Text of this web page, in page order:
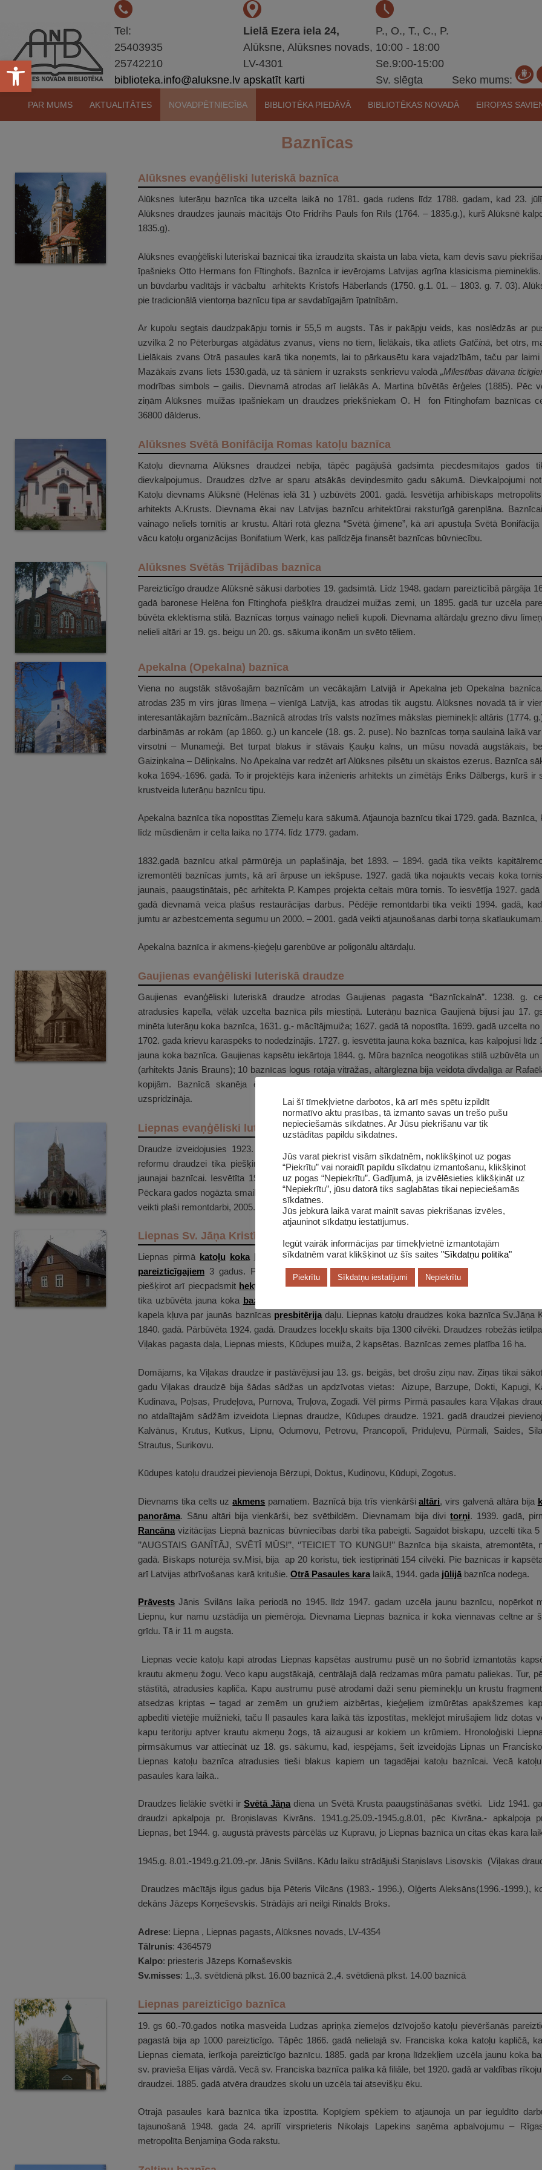
Open toolbar
Tel:
25403935
25742210
biblioteka.info@aluksne.lv
Lielā Ezera iela 24,
Alūksne, Alūksnes novads,
LV-4301
apskatīt karti
P., O., T., C., P.
10:00 - 18:00
Se.9:00-15:00
Sv. slēgta
Seko mums:
Pāriet
PAR MUMS AKTUALITĀTES NOVADPĒTNIECĪBA BIBLIOTĒKA PIEDĀVĀ BIBLIOTĒKAS NOVADĀ EIROPAS
Baznīcas
Alūksnes evaņģēliski luteriskā baznīca
Alūksnes luterāņu baznīca tika uzcelta laikā no 1781. gada rudens līdz 1788. gadam, kad 23.
Alūksnes draudzes jaunais mācītājs Oto Fridrihs Pauls fon Rīls (1764. – 1835.g.), kurš Alūksnē
1835.g).
Alūksnes evaņģēliski luteriskai baznīcai tika izraudzīta skaista un laba vieta, kam devis savu
īpašnieks Otto Hermans fon Fītinghofs. Baznīca ir ievērojams Latvijas agrīna klasicisma
un būvdarbu vadītājs ir vācbaltu arhitekts Kristofs Hāberlands (1750. g.1. 01. – 1803. g. 7. 03).
pie tradicionālā vientorņa baznīcu tipa ar savdabīgajām īpatnībām.
Ar kupolu segtais daudzpakāpju tornis ir 55,5 m augsts. Tās ir pakāpju veids, kas noslēdzās ar
uzvilka 2 no Pēterburgas atgādātus zvanus, viens no tiem, lielākais, tika atliets Gatčinā, bet otrs,
Lielākais zvans Otrā pasaules karā tika noņemts, lai to pārkausētu kara vajadzībām, taču par laimi
Mazākais zvans liets 1530.gadā, uz tā sāniem ir uzraksts senkrievu valodā „Mīlestības dāvana
modrības simbols – gailis. Dievnamā atrodas arī lielākās A. Martina būvētās ērģeles (1885). Pēc
ziņām Alūksnes muižas īpašniekam un draudzes priekšniekam O. H fon Fītinghofam baznīcas
36800 dālderus.
Alūksnes Svētā Bonifācija Romas katoļu baznīca
Katoļu dievnama Alūksnes draudzei nebija, tāpēc pagājušā gadsimta piecdesmitajos gados
dievkalpojumus. Draudzes dzīve ar sparu atsākās deviņdesmito gadu sākumā. Dievkalpojumi
Katoļu dievnams Alūksnē (Helēnas ielā 31 ) uzbūvēts 2001. gadā. Iesvētīja arhibīskaps
arhitekts A.Krusts. Dievnama ēkai nav Latvijas baznīcu arhitektūrai raksturīgā garenplāna.
vainago neliels tornītis ar krustu. Altāri rotā glezna “Svētā ģimene”, kā arī apustuļa Svētā
vācu katoļu organizācijas Bonifatium Werk, kas palīdzēja finansēt baznīcas būvniecību.
Alūksnes Svētās Trijādības baznīca
Pareizticīgo draudze Alūksnē sākusi darboties 19. gadsimtā. Līdz 1948. gadam pareizticībā pārgāja
gadā baronese Helēna fon Fītinghofa piešķīra draudzei muižas zemi, un 1895. gadā tur uzcēla
būvēta eklektisma stilā. Baznīcas torņus vainago nelieli kupoli. Dievnama altārdaļu grezno divu
nelieli altāri ar 19. gs. beigu un 20. gs. sākuma ikonām un svēto tēliem.
Apekalna (Opekalna) baznīca
Viena no augstāk stāvošajām baznīcām un vecākajām Latvijā ir Apekalna jeb Opekalna
atrodas 235 m virs jūras līmeņa – vienīgā Latvijā, kas atrodas tik augstu. Alūksnes novadā tā ir
interesantākajām baznīcām..Baznīcā atrodas trīs valsts nozīmes mākslas pieminekļi: altāris (1774.
darbināmās ar rokām (ap 1860. g.) un kancele (18. gs. 2. puse). No baznīcas torņa saulainā laikā
virsotni – Munameģi. Bet turpat blakus ir stāvais Ķauķu kalns, un mūsu novadā augstākais,
Gaiziņkalna – Dēliņkalns. No Apekalna var redzēt arī Alūksnes pilsētu un skaistos ezerus. Baznīca
koka 1694.-1696. gadā. To ir projektējis kara inženieris arhitekts un zīmētājs Ēriks Dālbergs, kurš ir
krustveida luterāņu baznīcu tipu.
Apekalna baznīca tika nopostītas Ziemeļu kara sākumā. Atjaunoja baznīcu tikai 1729. gadā. Baznīca,
līdz mūsdienām ir celta laika no 1774. līdz 1779. gadam.
1832.gadā baznīcu atkal pārmūrēja un paplašināja, bet 1893. – 1894. gadā tika veikts
izremontēti baznīcas jumts, kā arī ārpuse un iekšpuse. 1927. gadā tika nojaukts vecais koka
jaunais, paaugstinātais, pēc arhitekta P. Kampes projekta celtais mūra tornis. To iesvētīja 1927.
gadā dievnamā veica plašus restaurācijas darbus. Pēdējie remontdarbi tika veikti 1994. gadā,
jumtu ar azbestcementa segumu un 2000. – 2001. gadā veikti atjaunošanas darbi torņa skatlaukumam.
Apekalna baznīca ir akmens-ķieģeļu garenbūve ar poligonālu altārdaļu.
Gaujienas evanģēliski luteriskā draudze
Gaujienas evanģēliski luteriskā draudze atrodas Gaujienas pagasta “Baznīckalnā”. 1238. g.
atradusies kapella, vēlāk uzcelta baznīca pils miestiņā. Luterāņu baznīca Gaujienā bijusi jau 17.
minēta luterāņu koka baznīca, 1631. g.- mācītājmuiža; 1627. gadā tā nopostīta. 1699. gadā uzcelta
1702. gadā krievu karaspēks to nodedzinājis. 1727. g. iesvētīta jauna koka baznīca, kas kalpojusi līdz
jauna koka baznīca. Gaujienas kapsētu iekārtoja 1844. g. Mūra baznīca neogotikas stilā uzbūvēta un
(arhitekts Jānis Brauns); 10 baznīcas logus rotāja vitrāžas, altārglezna bija veidota divdaļīga ar
kopijām. Baznīcā skanēja ērģeles ar 14 balsīm, kas bija būvētas Frankfurtē. 1944. gadā
uzspridzināja.
Liepnas evaņģēliski luteriskā baznīca
Draudze izveidojusies 1923. gadā, atdalot to no Balvu draudzes. Dievkalpojumi turēti Liepnas
reformu draudzei tika piešķirta jaunsaimniecība. 1935. gada 12. jūlijā Liepnas muižas centrā
jaunajai baznīcai. Iesvētīta 1938. gadā. baznīca celta pēc arhitekta Jāņa Cīruļa projekta nacionālā
Pēckara gados nogāzta smaile, jo gribēja ierīkot elektrostaciju, bet draudzes locekļi un iedzīvotāji to
veikti plaši remontdarbi, 2005. gadā uzslēja 31 metru augstu torņa smaili.
Liepnas Sv. Jāņa Kristītāja Romas katoļu baznīca
Liepnas pirmā katoļu koka kapela tika uzcelta 1754. gadā. ToKrievijas cara valdībaslēdza
pareizticīgajiem3 gadus. Pēc Pirmā pasaules kara, 1921. gadāLatvijasvaldība kapelu
piešķirot arī piecpadsmit hektārus
zemes. Vēlāk, prāvesta Broņislava Kivrāna darbības laikā pie
tika uzbūvēta jauna koka baznīca
un, izņemot vecās baznīcas sānu sienu, abus dievnamus
kapela kļuva par jaunās baznīcas presbitērija daļu. Liepnas katoļu draudzes koka baznīca Sv.Jāņa
1840. gadā. Pārbūvēta 1924. gadā. Draudzes locekļu skaits bija 1300 cilvēki. Draudzes robežās
Viļakas pagasta daļa, Liepnas miests, Kūdupes muiža, 2 kapsētas. Baznīcas zemes platība 16 ha.
Domājams, ka Viļakas draudze ir pastāvējusi jau 13. gs. beigās, bet drošu ziņu nav. Ziņas tikai
gadu Viļakas draudzē bija šādas sādžas un apdzīvotas vietas: Aizupe, Barzupe, Dokti, Kapugi,
Kudinava, Poļsas, Prudeļova, Purnova, Truļova, Zogadi. Vēl pirms Pirmā pasaules kara Viļakas
no atdalītajām sādžām izveidota Liepnas draudze, Kūdupes draudze. 1921. gadā draudzei
Kalvānus, Krutus, Kutkus, Līpnu, Odumovu, Petrovu, Prancopoli, Prīduļevu, Pūrmali, Saides,
Strautus, Surikovu.
Kūdupes katoļu draudzei pievienoja Bērzupi, Doktus, Kudiņovu, Kūdupi, Zogotus.
Dievnams tika celts uzakmens pamatiem. Baznīcā bija trīs vienkāršialtāri, virs galvenā altāra bija
panorāma. Sānu altāri bija vienkārši, bez svētbildēm. Dievnamam bija divi torņi. 1939. gadā,
Rancānavizitācijas Liepnā baznīcas būvniecības darbi tika pabeigti. Sagaidot bīskapu, uzcelti tika
’’AUGSTAIS GANĪTĀJ, SVĒTĪ MŪS!’’, ‘’TEICIET TO KUNGU!’’ Baznīca bija skaista,
gadā. Bīskaps noturēja sv.Misi, bija ap 20 koristu, tiek iestiprināti 154 cilvēki. Pie baznīcas ir
arī Latvijas atbrīvošanas karā kritušie. Otrā Pasaules karalaikā, 1944. gada jūlijābaznīca nodega.
PrāvestsJānis Svilāns laika periodā no 1945. līdz 1947. gadam uzcēla jaunu baznīcu, nopērkot
Liepnu, kur namu uzstādīja un piemēroja. Dievnama Liepnas baznīca ir koka viennavas celtne ar
grīdu. Tā ir 11 m augsta.
Liepnas vecie katoļu kapi atrodas Liepnas kapsētas austrumu pusē un no šobrīd izmantotās
krautu akmeņu žogu. Veco kapu augstākajā, centrālajā daļā redzamas mūra pamatu paliekas. Tur,
stāstītā, atradusies kapliča. Kapu austrumu pusē atrodami daži senu pieminekļu un krustu
atsedzas kriptas – tagad ar zemēm un gružiem aizbērtas, ķieģeļiem izmūrētas apakšzemes
apbedīti vietējie muižnieki, taču II pasaules kara laikā tās izpostītas, meklējot mirušajiem līdz dotas
kapu teritoriju aptver krautu akmeņu žogs, tā aizaugusi ar kokiem un krūmiem. Hronoloģiski
pirmsākumus var attiecināt uz 18. gs. sākumu, kad, iespējams, šeit izveidojās Lipnas un
Liepnas katoļu baznīca atradusies tieši blakus kapiem un tagadējai katoļu baznīcai. Vecā
pasaules kara laikā..
Draudzes lielākie svētki irSvētā Jāņa diena un Svētā Krusta paaugstināšanas svētki. Līdz 1941.
draudzi apkalpoja pr. Broņislavas Kivrāns.
1941.g.25.09.-1945.g.8.01, pēc Kivrāna.- apkalpoja
Liepnas, bet 1944. g. augustā prāvests pārcēlās uz Kupravu, jo Liepnas baznīca un citas ēkas kara
1945.g. 8.01.-1949.g.21.09.-pr. Jānis Svilāns. Kādu laiku strādājuši Staņislavs Lisovskis (Viļakas
Draudzes mācītājs ilgus gadus bija Pēteris Vilcāns (1983.- 1996.), Oļģerts Aleksāns(1996.-1999.),
dekāns Jāzeps Korņeševskis. Strādājis arī neilgi Rinalds Broks.
Adrese: Liepna , Liepnas pagasts, Alūksnes novads, LV-4354
Tālrunis: 4364579
Kalpo: priesteris Jāzeps Kornaševskis
Sv.misses: 1.,3. svētdienā plkst. 16.00 baznīcā 2.,4. svētdienā plkst. 14.00 baznīcā
Liepnas pareizticīgo baznīca
19. gs 60.-70.gados notika masveida Ludzas apriņķa ziemeļos dzīvojošo katoļu pievēršanās
pagastā bija ap 1000 pareizticīgo. Tāpēc 1866. gadā nelielajā sv. Franciska koka katoļu kapličā,
Liepnas ciemata, ierīkoja pareizticīgo baznīcu. 1885. gadā par kroņa līdzekļiem uzcēla jaunu koka
sv. pravieša Elijas vārdā. Vecā sv. Franciska baznīca palika kā filiāle, bet 1920. gadā ar valdības
draudzei. 1885. gadā atvēra draudzes skolu un uzcēla tai atsevišķu ēku.
Otrajā pasaules karā baznīca tika izpostīta. Kopīgiem spēkiem to atjaunoja un par ieguldīto
tajaunošanā 1948. gada 24. aprīlī virsprieteris Nikolajs Lapekins saņēma apbalvojumu –
metropolīta Benjamiņa Goda rakstu.
Lai šī tīmekļvietne darbotos, kā arī mēs spētu izpildīt
normatīvo aktu prasības, tā izmanto savas un trešo pušu
nepieciešamās sīkdatnes. Ar Jūsu piekrišanu var tik
uzstādītas papildu sīkdatnes.
Jūs varat piekrist visām sīkdatnēm, noklikšķinot uz pogas
“Piekrītu” vai noraidīt papildu sīkdatņu izmantošanu, klikšķinot
uz pogas “Nepiekrītu”. Gadījumā, ja izvēlēsieties klikšķināt uz
“Nepiekrītu”, jūsu datorā tiks saglabātas tikai nepieciešamās
sīkdatnes.
Jūs jebkurā laikā varat mainīt savas piekrišanas izvēles,
atjauninot sīkdatņu iestatījumus.
Iegūt vairāk informācijas par tīmekļvietnē izmantotajām
sīkdatnēm varat klikšķinot uz šīs saites "Sīkdatņu politika"
Piekrītu Sīkdatņu iestatījumi Nepiekrītu